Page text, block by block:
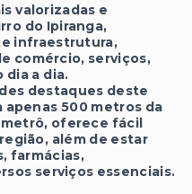
valorizadas e
do Ipiranga,
infraestrutura,
comércio, serviços,
dia a dia.
destaques deste
500 metros da
oferece fácil
além de estar
farmácias,
serviços essenciais.